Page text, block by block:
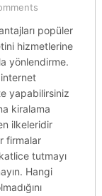
popüler
hizmetlerine
yönlendirme.
internet
yapabilirsiniz
kiralama
ilkeleridir
firmalar
tutmayı
Hangi